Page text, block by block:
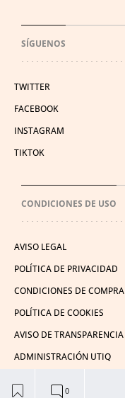
SÍGUENOS
TWITTER
FACEBOOK
INSTAGRAM
TIKTOK
CONDICIONES DE USO
AVISO LEGAL
POLÍTICA DE PRIVACIDAD
CONDICIONES DE COMPRA
POLÍTICA DE COOKIES
AVISO DE TRANSPARENCIA
ADMINISTRACIÓN UTIQ